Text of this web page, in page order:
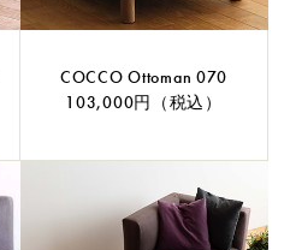
COCCO Ottoman 070
103,000円（税込）